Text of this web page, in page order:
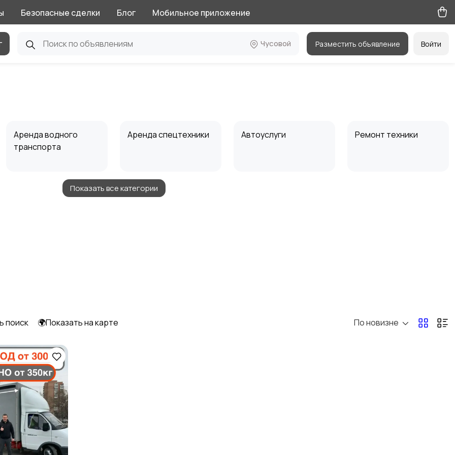
Безопасные сделки Блог Мобильное приложение
Чусовой Разместить объявление Войти
Аренда водного
транспорта
Аренда спецтехники Автоуслуги Ремонт техники
Сборка мебели и
Уход за животными
Показать все категории
поиск 🌍Показать на карте По новизне